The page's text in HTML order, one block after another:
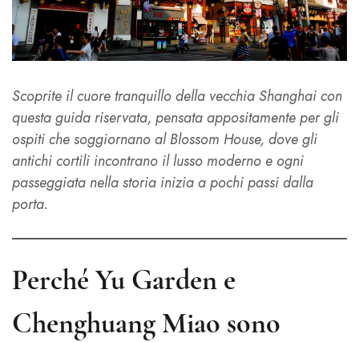
Scoprite il cuore tranquillo della vecchia Shanghai con
questa guida riservata, pensata appositamente per gli
ospiti che soggiornano al Blossom House, dove gli
antichi cortili incontrano il lusso moderno e ogni
passeggiata nella storia inizia a pochi passi dalla
porta.
Perché Yu Garden e
Chenghuang Miao sono